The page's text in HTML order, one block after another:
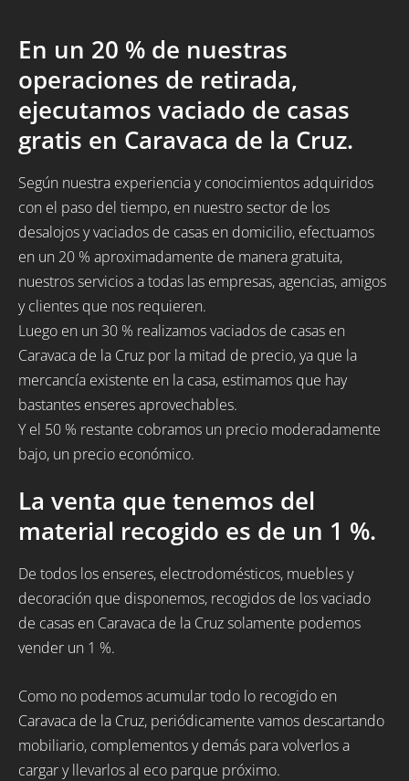
En un 20 % de nuestras
operaciones de retirada,
ejecutamos vaciado de casas
gratis en Caravaca de la Cruz.
Según nuestra experiencia y conocimientos adquiridos
con el paso del tiempo, en nuestro sector de los
desalojos y vaciados de casas en domicilio, efectuamos
en un 20 % aproximadamente de manera gratuita,
nuestros servicios a todas las empresas, agencias, amigos
y clientes que nos requieren.
Luego en un 30 % realizamos vaciados de casas en
Caravaca de la Cruz por la mitad de precio, ya que la
mercancía existente en la casa, estimamos que hay
bastantes enseres aprovechables.
Y el 50 % restante cobramos un precio moderadamente
bajo, un precio económico.
La venta que tenemos del
material recogido es de un 1 %.
De todos los enseres, electrodomésticos, muebles y
decoración que disponemos, recogidos de los vaciado
de casas en Caravaca de la Cruz solamente podemos
vender un 1 %.
Como no podemos acumular todo lo recogido en
Caravaca de la Cruz, periódicamente vamos descartando
mobiliario, complementos y demás para volverlos a
cargar y llevarlos al eco parque próximo.